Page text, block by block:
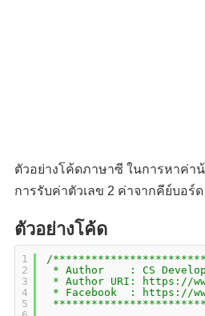
ตัวอย่างโค้ดภาษาซี ในการหาค่า
การรับค่าตัวเลข 2 ค่าจากคีย์บอร์ด
ตัวอย่างโค้ด
1
2
3
4
5
/
* Author    : CS
* Author URI:
https://
* Facebook  :
https://